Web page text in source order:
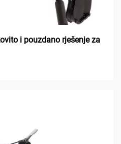
i pouzdano rješenje za